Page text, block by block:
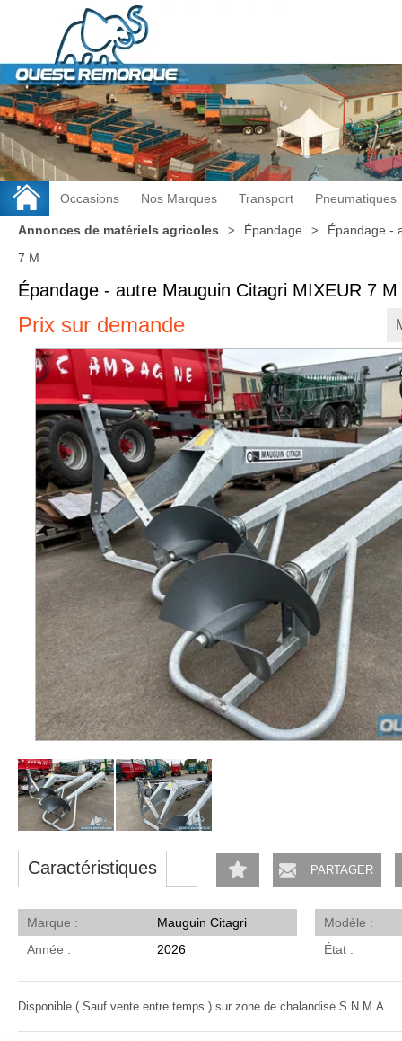
Occasions Nos Marques Transport Pneumatiques
Annonces de matériels agricoles Épandage
Épandage -
7 M
Épandage - autre Mauguin Citagri MIXEUR 7 M
Prix sur demande
Caractéristiques PARTAGER
Marque Mauguin Citagri
Modèle
Année
2026 État
Disponible ( Sauf vente entre temps ) sur zone de chalandise S.N.M.A.